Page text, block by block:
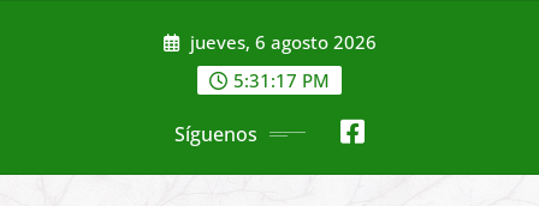
jueves, 6 agosto 2026
5:31:19 PM
Síguenos